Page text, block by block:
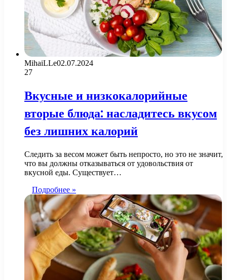
MihaiLLe02.07.2024
27
Вкусные и низкокалорийные
вторые блюда: насладитесь вкусом
без лишних калорий
Следить за весом может быть непросто, но это не значит,
что вы должны отказываться от удовольствия от
вкусной еды. Существует…
Подробнее »